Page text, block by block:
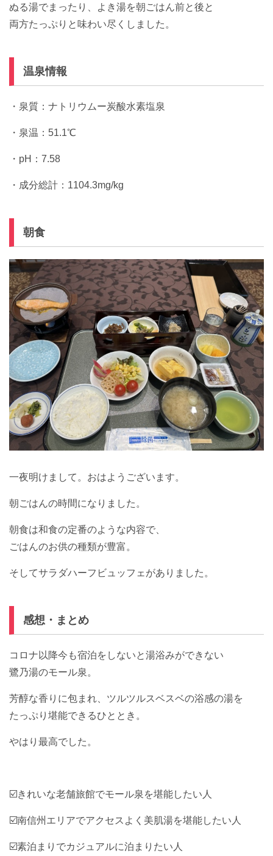
ぬる湯でまったり、よき湯を朝ごはん前と後と
両方たっぷりと味わい尽くしました。
温泉情報
・泉質：ナトリウムー炭酸水素塩泉
・泉温：51.1℃
・pH：7.58
・成分総計：1104.3mg/kg
朝食
一夜明けまして。おはようございます。
朝ごはんの時間になりました。
朝食は和食の定番のような内容で、
ごはんのお供の種類が豊富。
そしてサラダハーフビュッフェがありました。
感想・まとめ
コロナ以降今も宿泊をしないと湯浴みができない
鷺乃湯のモール泉。
芳醇な香りに包まれ、ツルツルスベスベの浴感の湯を
たっぷり堪能できるひととき。
やはり最高でした。
☑️きれいな老舗旅館でモール泉を堪能したい人
☑️南信州エリアでアクセスよく美肌湯を堪能したい人
☑️素泊まりでカジュアルに泊まりたい人